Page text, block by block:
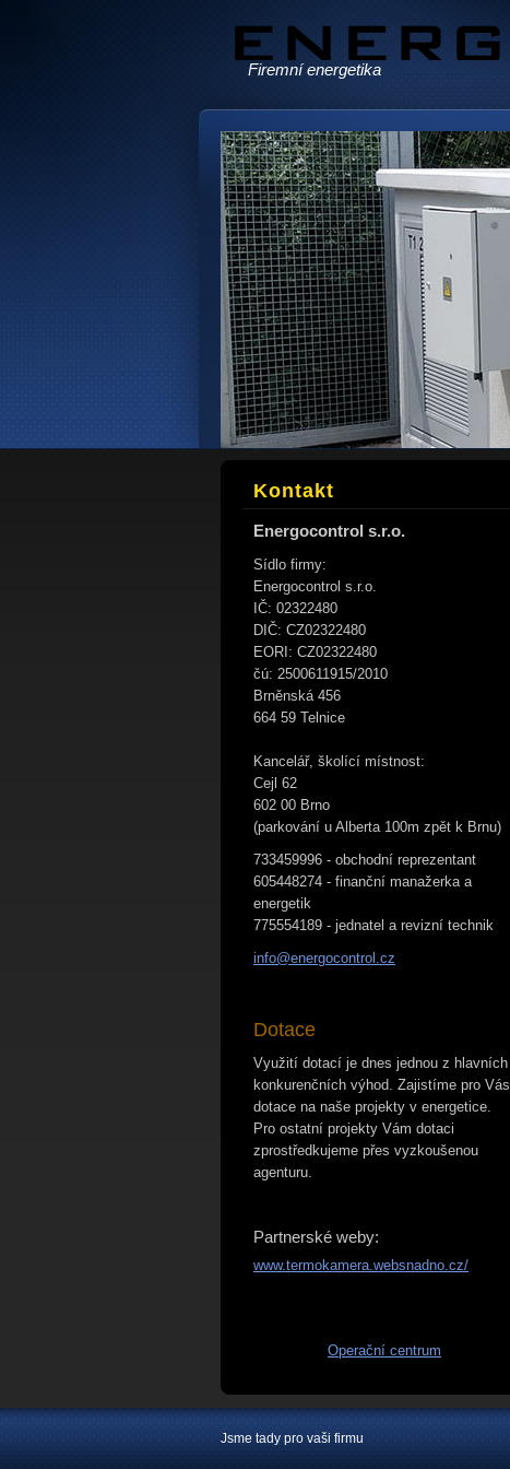
Firemní energetika
Kontakt
Energocontrol s.r.o.
Sídlo firmy:
Energocontrol s.r.o.
IČ: 02322480
DIČ: CZ02322480
EORI: CZ02322480
čú: 2500611915/2010
Brněnská 456
664 59 Telnice
Kancelář, školící místnost:
Cejl 62
602 00 Brno
(parkování u Alberta 100m zpět k Brnu)
733459996 - obchodní reprezentant
605448274 - finanční manažerka a
energetik
775554189 - jednatel a revizní technik
info@energocontrol.cz
Dotace
Využití dotací je dnes jednou z hlavních
konkurenčních výhod. Zajistíme pro Vás
dotace na naše projekty v energetice.
Pro ostatní projekty Vám dotaci
zprostředkujeme přes vyzkoušenou
agenturu.
Partnerské weby:
www.termokamera.websnadno.cz/
Operační centrum
Jsme tady pro vaši firmu